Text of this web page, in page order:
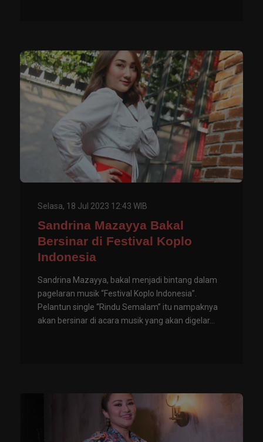
Selasa, 18 Jul 2023 12:43 WIB
Sandrina Mazayya Bakal
Bersinar di Festival Koplo
Indonesia
Sandrina Mazayya, bakal menjadi bintang dalam
pagelaran musik “Festival Koplo Indonesia”.
Pelantun single “Rindu Semalam” itu nampaknya
akan bersinar di acara musik yang akan digelar...